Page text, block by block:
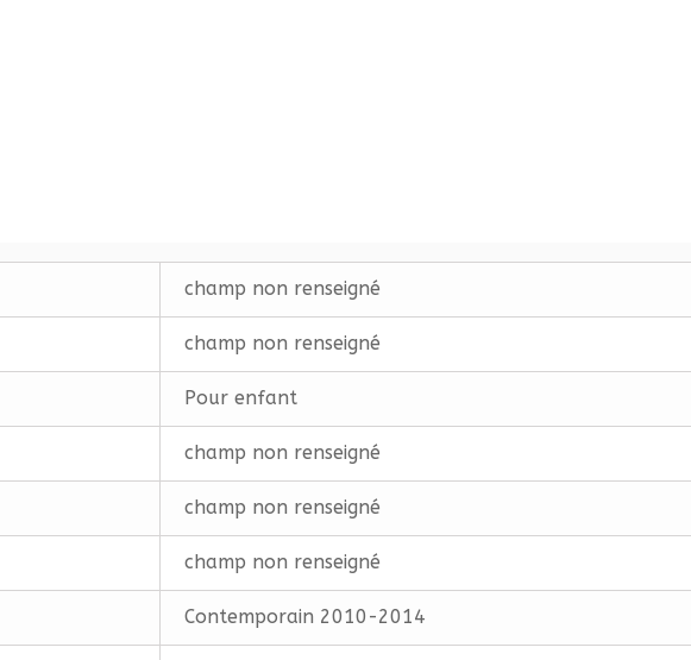
champ non renseigné
champ non renseigné
Pour enfant
champ non renseigné
champ non renseigné
champ non renseigné
Contemporain 2010-2014